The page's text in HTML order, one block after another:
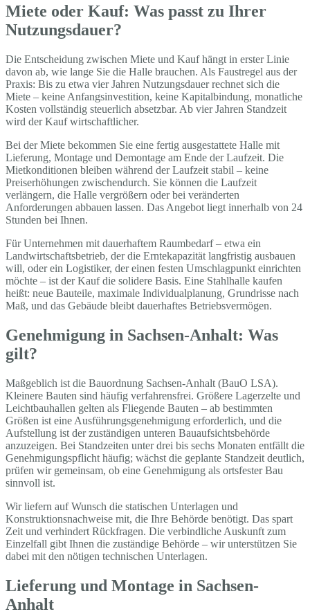
Miete oder Kauf: Was passt zu Ihrer
Nutzungsdauer?
Die Entscheidung zwischen Miete und Kauf hängt in erster Linie
davon ab, wie lange Sie die Halle brauchen. Als Faustregel aus der
Praxis: Bis zu etwa vier Jahren Nutzungsdauer rechnet sich die
Miete – keine Anfangsinvestition, keine Kapitalbindung, monatliche
Kosten vollständig steuerlich absetzbar. Ab vier Jahren Standzeit
wird der Kauf wirtschaftlicher.
Bei der Miete bekommen Sie eine fertig ausgestattete Halle mit
Lieferung, Montage und Demontage am Ende der Laufzeit. Die
Mietkonditionen bleiben während der Laufzeit stabil – keine
Preiserhöhungen zwischendurch. Sie können die Laufzeit
verlängern, die Halle vergrößern oder bei veränderten
Anforderungen abbauen lassen. Das Angebot liegt innerhalb von 24
Stunden bei Ihnen.
Für Unternehmen mit dauerhaftem Raumbedarf – etwa ein
Landwirtschaftsbetrieb, der die Erntekapazität langfristig ausbauen
will, oder ein Logistiker, der einen festen Umschlagpunkt einrichten
möchte – ist der Kauf die solidere Basis. Eine Stahlhalle kaufen
heißt: neue Bauteile, maximale Individualplanung, Grundrisse nach
Maß, und das Gebäude bleibt dauerhaftes Betriebsvermögen.
Genehmigung in Sachsen-Anhalt: Was
gilt?
Maßgeblich ist die Bauordnung Sachsen-Anhalt (BauO LSA).
Kleinere Bauten sind häufig verfahrensfrei. Größere Lagerzelte und
Leichtbauhallen gelten als Fliegende Bauten – ab bestimmten
Größen ist eine Ausführungsgenehmigung erforderlich, und die
Aufstellung ist der zuständigen unteren Bauaufsichtsbehörde
anzuzeigen. Bei Standzeiten unter drei bis sechs Monaten entfällt die
Genehmigungspflicht häufig; wächst die geplante Standzeit deutlich,
prüfen wir gemeinsam, ob eine Genehmigung als ortsfester Bau
sinnvoll ist.
Wir liefern auf Wunsch die statischen Unterlagen und
Konstruktionsnachweise mit, die Ihre Behörde benötigt. Das spart
Zeit und verhindert Rückfragen. Die verbindliche Auskunft zum
Einzelfall gibt Ihnen die zuständige Behörde – wir unterstützen Sie
dabei mit den nötigen technischen Unterlagen.
Lieferung und Montage in Sachsen-
Anhalt